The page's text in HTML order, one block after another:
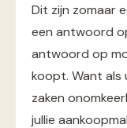
Dit zijn zomaar
een antwoord
antwoord op
koopt. Want als
zaken
jullie